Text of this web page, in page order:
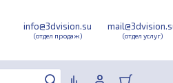
info@3dvision.su
(отдел продаж) (отдел услуг)